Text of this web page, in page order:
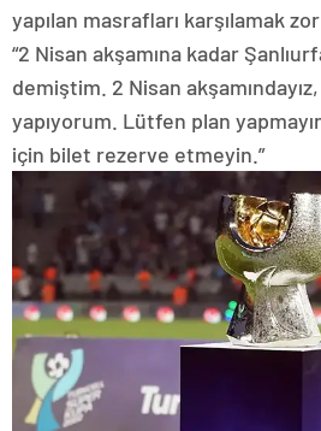
yapılan masrafları karşılamak
“2 Nisan akşamına kadar
demiştim. 2 Nisan
yapıyorum. Lütfen plan
için bilet rezerve etmeyin.”